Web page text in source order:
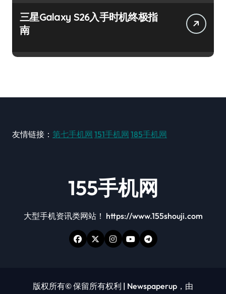
三星Galaxy S26入手时机终极指
南
友情链接： 第七手机网 151手机网 185手机网
155手机网
大型手机资讯类网站！ https://www.155shouji.com
版权所有© 保留所有权利 | Newspaperup ，由